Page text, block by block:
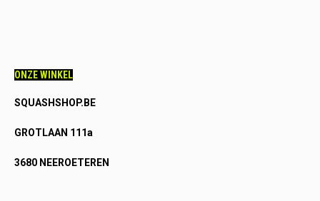
ONZE WINKEL
SQUASHSHOP.BE
GROTLAAN 111a
3680 NEEROETEREN